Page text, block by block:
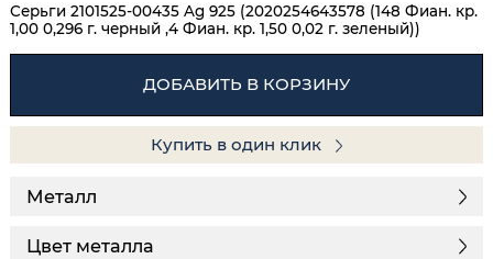
Серьги 2101525-00435 Ag 925 (2020254643578 (148 Фиан. кр.
1,00 0,296 г. черный ,4 Фиан. кр. 1,50 0,02 г. зеленый))
ДОБАВИТЬ В КОРЗИНУ
Купить в один клик
Металл
Цвет металла